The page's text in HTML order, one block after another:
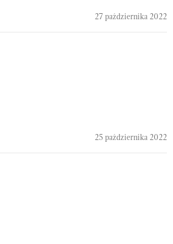
27 października 2022
25 października 2022